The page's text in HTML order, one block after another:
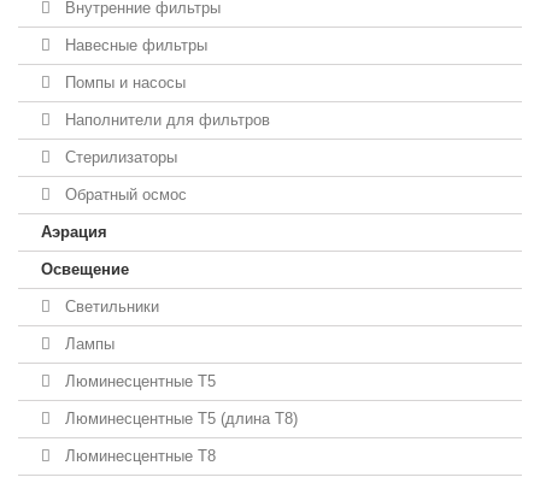
Внутренние фильтры
Навесные фильтры
Помпы и насосы
Наполнители для фильтров
Стерилизаторы
Обратный осмос
Аэрация
Освещение
Светильники
Лампы
Люминесцентные T5
Люминесцентные T5 (длина T8)
Люминесцентные T8